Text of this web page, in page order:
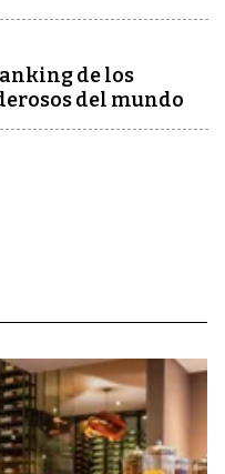
de los
del mundo